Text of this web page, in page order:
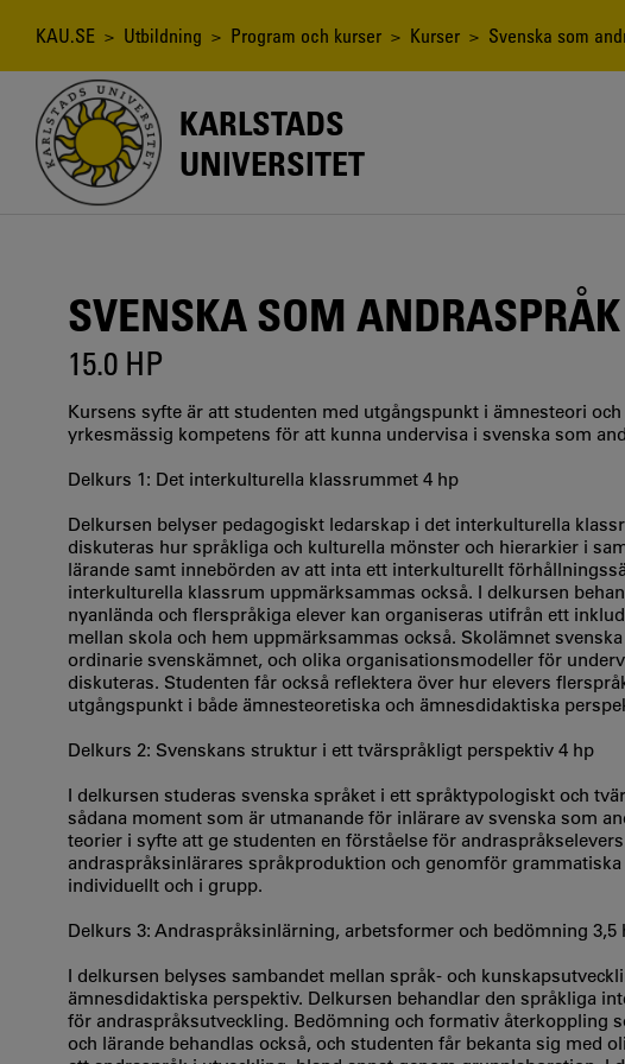
Länkstig
KAU.SE > Utbildning > Program och kurser > Kurser > Svenska som
KARLSTADS
UNIVERSITET
SVENSKA SOM
15.0 HP
Kursens syfte är att studenten med utgångspunkt i ämnesteori
yrkesmässig kompetens för att kunna undervisa i svenska som
Delkurs 1: Det interkulturella klassrummet 4 hp
Delkursen belyser pedagogiskt ledarskap i det interkulturella
diskuteras hur språkliga och kulturella mönster och hierarkier i
lärande samt innebörden av att inta ett interkulturellt
interkulturella klassrum uppmärksammas också. I delkursen
nyanlända och flerspråkiga elever kan organiseras utifrån ett
mellan skola och hem uppmärksammas också. Skolämnet
ordinarie svenskämnet, och olika organisationsmodeller för
diskuteras. Studenten får också reflektera över hur elevers
utgångspunkt i både ämnesteoretiska och ämnesdidaktiska
Delkurs 2: Svenskans struktur i ett tvärspråkligt perspektiv 4 hp
I delkursen studeras svenska språket i ett språktypologiskt och
sådana moment som är utmanande för inlärare av svenska som
teorier i syfte att ge studenten en förståelse för
andraspråksinlärares språkproduktion och genomför
individuellt och i grupp.
Delkurs 3: Andraspråksinlärning, arbetsformer och bedömning 3,5
I delkursen belyses sambandet mellan språk- och
ämnesdidaktiska perspektiv. Delkursen behandlar den språkliga
för andraspråksutveckling. Bedömning och formativ återkoppling
och lärande behandlas också, och studenten får bekanta sig med